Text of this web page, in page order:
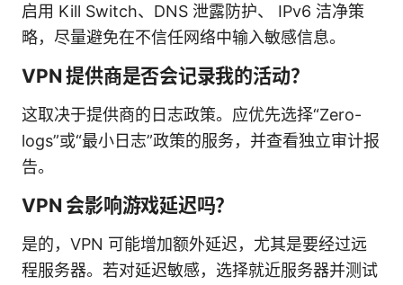
启用 Kill Switch、DNS 泄露防护、 IPv6 洁净策
略，尽量避免在不信任网络中输入敏感信息。
VPN 提供商是否会记录我的活动？
这取决于提供商的日志政策。应优先选择“Zero-
logs”或“最小日志”政策的服务，并查看独立审计报
告。
VPN 会影响游戏延迟吗？
是的，VPN 可能增加额外延迟，尤其是要经过远
程服务器。若对延迟敏感，选择就近服务器并测试